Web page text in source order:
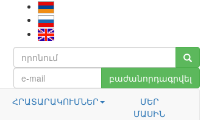
բաժանորդագրվել
ՀՐԱՏԱՐԱԿՈՒՄՆԵՐ
ՄԵՐ
ՄԱՍԻՆ